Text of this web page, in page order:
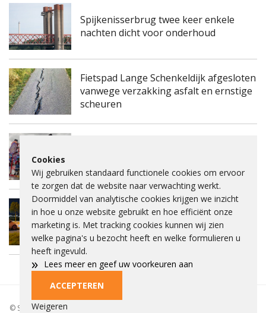
Spijkenisserbrug twee keer enkele
nachten dicht voor onderhoud
Fietspad Lange Schenkeldijk afgesloten
vanwege verzakking asfalt en ernstige
scheuren
Paardenmarkt Heenvliet
Auto op zijkant na botsing met
verkeerslicht in Spijkenisse
© Spieke 2026 - Het is niet toegestaan om tekst of beelden over te nemen
Cookies
Wij gebruiken standaard functionele cookies om ervoor
te zorgen dat de website naar verwachting werkt.
Doormiddel van analytische cookies krijgen we inzicht
in hoe u onze website gebruikt en hoe efficiënt onze
marketing is. Met tracking cookies kunnen wij zien
welke pagina's u bezocht heeft en welke formulieren u
heeft ingevuld.
» Lees meer en geef uw voorkeuren aan
ACCEPTEREN
Weigeren